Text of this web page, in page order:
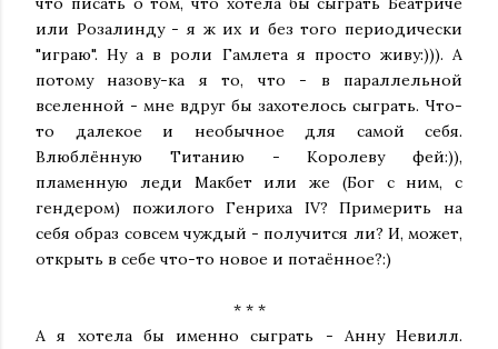
или Розалинду - я ж их и без того периодически
"играю". Ну а в роли Гамлета я просто живу:))). А
потому назову-ка я то, что - в параллельной
вселенной - мне вдруг бы захотелось сыграть. Что-
то далекое и необычное для самой себя.
Влюблённую Титанию - Королеву фей:)),
пламенную леди Макбет или же (Бог с ним, с
гендером) пожилого Генриха IV? Примерить на
себя образ совсем чуждый - получится ли? И, может,
открыть в себе что-то новое и потаённое?:)
* * *
А я хотела бы именно сыграть - Анну Невилл.